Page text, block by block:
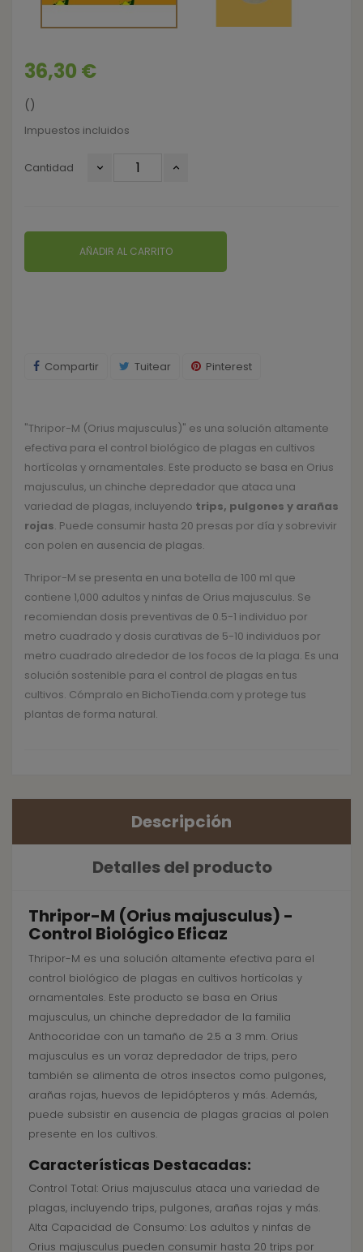
36,30 €
()
Impuestos incluidos
Cantidad
AÑADIR AL CARRITO
Compartir Tuitear Pinterest
"Thripor-M (Orius majusculus)" es una solución altamente
efectiva para el control biológico de plagas en cultivos
hortícolas y ornamentales. Este producto se basa en Orius
majusculus, un chinche depredador que ataca una
variedad de plagas, incluyendo trips, pulgones y arañas
rojas. Puede consumir hasta 20 presas por día y sobrevivir
con polen en ausencia de plagas.
Thripor-M se presenta en una botella de 100 ml que
contiene 1,000 adultos y ninfas de Orius majusculus. Se
recomiendan dosis preventivas de 0.5-1 individuo por
metro cuadrado y dosis curativas de 5-10 individuos por
metro cuadrado alrededor de los focos de la plaga. Es una
solución sostenible para el control de plagas en tus
cultivos. Cómpralo en BichoTienda.com y protege tus
plantas de forma natural.
Descripción
Detalles del producto
Thripor-M (Orius majusculus) -
Control Biológico Eficaz
Thripor-M es una solución altamente efectiva para el
control biológico de plagas en cultivos hortícolas y
ornamentales. Este producto se basa en Orius
majusculus, un chinche depredador de la familia
Anthocoridae con un tamaño de 2.5 a 3 mm. Orius
majusculus es un voraz depredador de trips, pero
también se alimenta de otros insectos como pulgones,
arañas rojas, huevos de lepidópteros y más. Además,
puede subsistir en ausencia de plagas gracias al polen
presente en los cultivos.
Características Destacadas:
Control Total: Orius majusculus ataca una variedad de
plagas, incluyendo trips, pulgones, arañas rojas y más.
Alta Capacidad de Consumo: Los adultos y ninfas de
Orius majusculus pueden consumir hasta 20 trips por